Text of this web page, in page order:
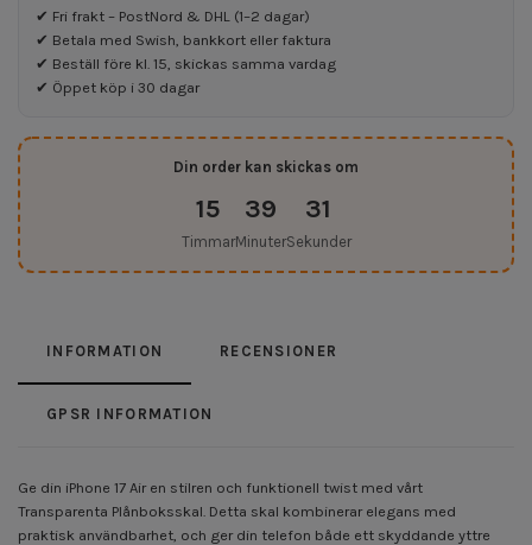
✔ Fri frakt – PostNord & DHL (1–2 dagar)
✔ Betala med Swish, bankkort eller faktura
✔ Beställ före kl. 15, skickas samma vardag
✔ Öppet köp i 30 dagar
Din order kan skickas om
15
Timmar
39
Minuter
31
Sekunder
INFORMATION RECENSIONER
GPSR INFORMATION
Ge din iPhone 17 Air en stilren och funktionell twist med vårt
Transparenta Plånboksskal. Detta skal kombinerar elegans med
praktisk användbarhet, och ger din telefon både ett skyddande yttre